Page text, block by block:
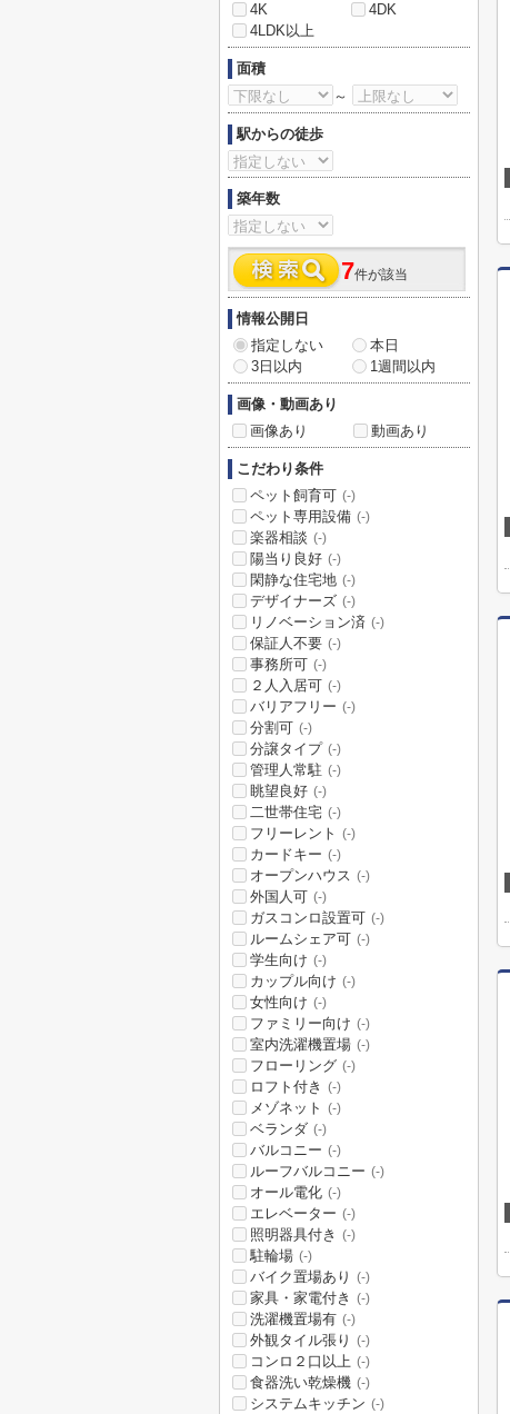
4K
4DK
4LDK以上
面積
～
駅からの徒歩
築年数
7件が該当
情報公開日
指定しない
本日
3日以内
1週間以内
画像・動画あり
画像あり
動画あり
こだわり条件
ペット飼育可 (-)
ペット専用設備 (-)
楽器相談 (-)
陽当り良好 (-)
閑静な住宅地 (-)
デザイナーズ (-)
リノベーション済 (-)
保証人不要 (-)
事務所可 (-)
２人入居可 (-)
バリアフリー (-)
分割可 (-)
分譲タイプ (-)
管理人常駐 (-)
眺望良好 (-)
二世帯住宅 (-)
フリーレント (-)
カードキー (-)
オープンハウス (-)
外国人可 (-)
ガスコンロ設置可 (-)
ルームシェア可 (-)
学生向け (-)
カップル向け (-)
女性向け (-)
ファミリー向け (-)
室内洗濯機置場 (-)
フローリング (-)
ロフト付き (-)
メゾネット (-)
ベランダ (-)
バルコニー (-)
ルーフバルコニー (-)
オール電化 (-)
エレベーター (-)
照明器具付き (-)
駐輪場 (-)
バイク置場あり (-)
家具・家電付き (-)
洗濯機置場有 (-)
外観タイル張り (-)
コンロ２口以上 (-)
食器洗い乾燥機 (-)
システムキッチン (-)